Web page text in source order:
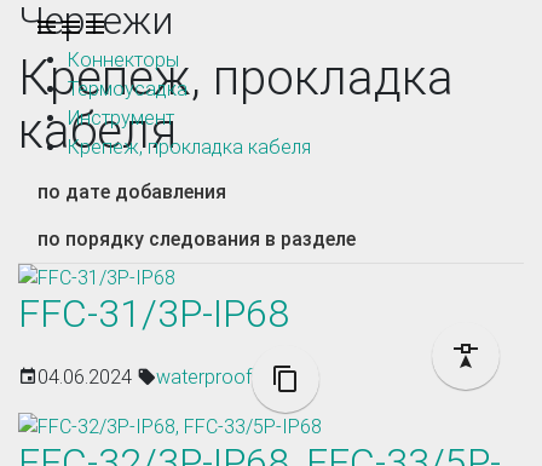
Toggle navigation
Коннекторы
Термоусадка
Инструмент
Крепеж, прокладка кабеля
Чертежи
Крепеж, прокладка
кабеля
по дате добавления
по порядку следования в разделе
FFC-31/3P-IP68
04.06.2024 waterproof